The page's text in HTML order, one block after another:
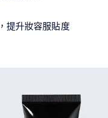
提升妝容服貼度